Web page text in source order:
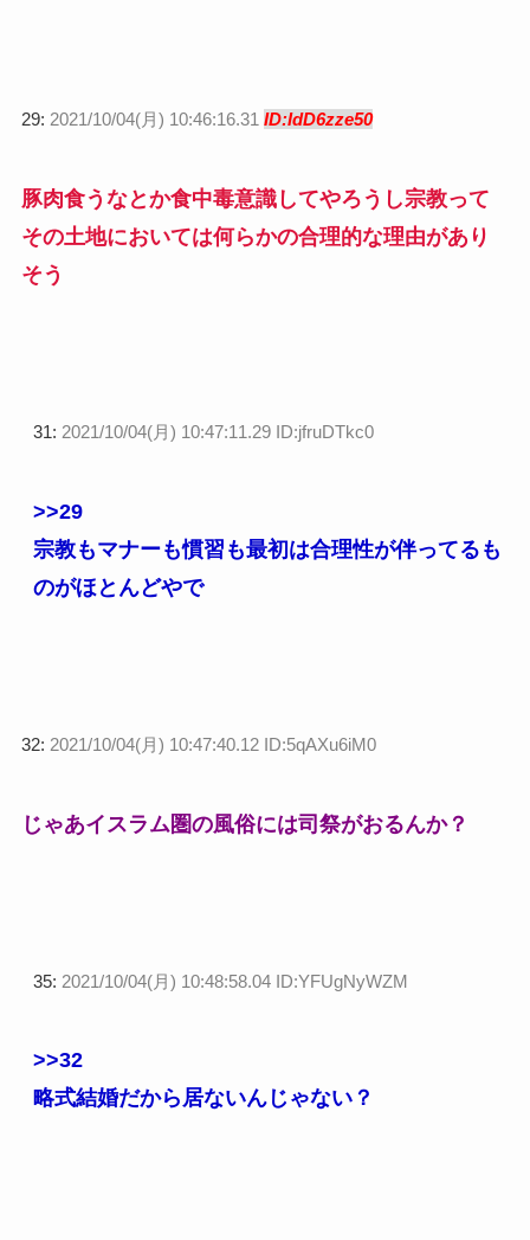
29: 2021/10/04(月) 10:46:16.31 ID:IdD6zze50
豚肉食うなとか食中毒意識してやろうし宗教って
その土地においては何らかの合理的な理由があり
そう
31: 2021/10/04(月) 10:47:11.29 ID:jfruDTkc0
>>29
宗教もマナーも慣習も最初は合理性が伴ってるも
のがほとんどやで
32: 2021/10/04(月) 10:47:40.12 ID:5qAXu6iM0
じゃあイスラム圏の風俗には司祭がおるんか？
35: 2021/10/04(月) 10:48:58.04 ID:YFUgNyWZM
>>32
略式結婚だから居ないんじゃない？